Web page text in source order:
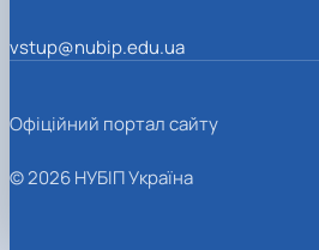
vstup@nubip.edu.ua
Офіційний портал сайту
© 2026 НУБІП Україна